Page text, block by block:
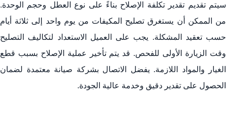
سيتم تقديم تقدير تكلفة الإصلاح بناءً على نوع العطل وحجم الوحدة.
من الممكن أن يستغرق تصليح المكيفات من يوم واحد إلى ثلاثة أيام
حسب تعقيد المشكلة. يجب على العميل الاستعداد لتكاليف التصليح
وقت الزيارة الأولى للفحص. قد يتم تأخير عملية الإصلاح بسبب قطع
الغيار والمواد اللازمة. يفضل الاتصال بشركة صيانة معتمدة لضمان
الحصول على تقدير دقيق وخدمة عالية الجودة.